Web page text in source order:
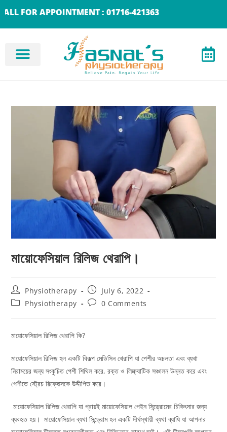
APPOINTMENT : 01716-421363
মায়োফেসিয়াল রিলিজ থেরাপি।
Physiotherapy
July 6, 2022
Physiotherapy
0 Comments
মায়োফেসিয়াল রিলিজ থেরাপি কি?
মায়োফেসিয়াল রিলিজ হল একটি বিকল্প মেডিসিন থেরাপি যা পেশীর অচলতা এবং ব্যথা
নিরাময়ের জন্য সংকুচিত পেশী শিথিল করে, রক্ত ​​ও লিম্ফ্যাটিক সঞ্চালন উন্নত করে এবং
পেশীতে স্ট্রেচ রিফ্লেক্সকে উদ্দীপিত করে।
মায়োফেসিয়াল রিলিজ থেরাপি যা প্রায়ই মায়োফেসিয়াল পেইন সিন্ড্রোমের চিকিৎসার জন্য
ব্যবহৃত হয়। মায়োফেসিয়াল ব্যথা সিন্ড্রোম হল একটি দীর্ঘস্থায়ী ব্যথা ব্যাধি যা আপনার